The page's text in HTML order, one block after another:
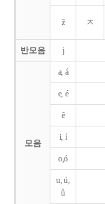
ž ㅈ
반모음 j
모음
a, á
e, é
ě
i, í
o,ó
u, ú,
ů